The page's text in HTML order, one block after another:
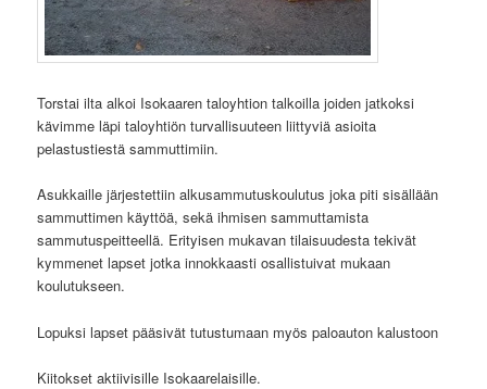
Torstai ilta alkoi Isokaaren taloyhtion talkoilla joiden jatkoksi
kävimme läpi taloyhtiön turvallisuuteen liittyviä asioita
pelastustiestä sammuttimiin.
Asukkaille järjestettiin alkusammutuskoulutus joka piti sisällään
sammuttimen käyttöä, sekä ihmisen sammuttamista
sammutuspeitteellä. Erityisen mukavan tilaisuudesta tekivät
kymmenet lapset jotka innokkaasti osallistuivat mukaan
koulutukseen.
Lopuksi lapset pääsivät tutustumaan myös paloauton kalustoon
Kiitokset aktiivisille Isokaarelaisille.